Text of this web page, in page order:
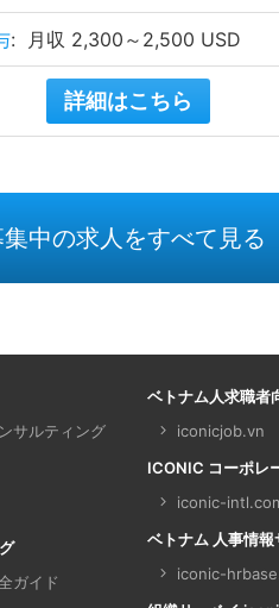
: 月収 2,300～2,500 USD
詳細はこちら
中の求人をすべて見る
サルティング
ガイド
ベトナム人求職者
iconicjob.vn
ICONIC コーポレ
iconic-
ベトナム 人事情
iconic-